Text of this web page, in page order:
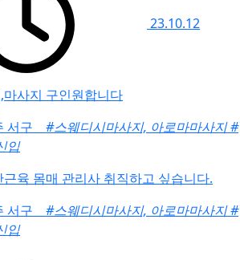
23.10.12
사지 구인원합니다
서구 #스웨디시마사지, 아로마마사지#
입
육 몸매 관리사 취직하고 싶습니다.
서구 #스웨디시마사지, 아로마마사지#
입